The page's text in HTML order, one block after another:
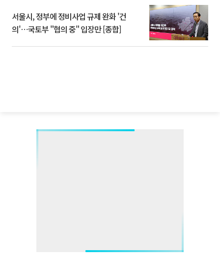
서울시, 정부에 정비사업 규제 완화 '건
의'⋯국토부 "협의 중" 입장만 [종합]